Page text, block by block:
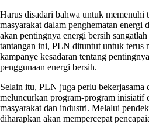
Harus disadari bahwa untuk memenuhi
masyarakat dalam penghematan energi
akan pentingnya energi bersih
tantangan ini, PLN dituntut untuk terus
kampanye kesadaran tentang
penggunaan energi bersih.
Selain itu, PLN juga perlu bekerjasama
meluncurkan program-program inisiatif
masyarakat dan industri. Melalui
diharapkan akan mempercepat